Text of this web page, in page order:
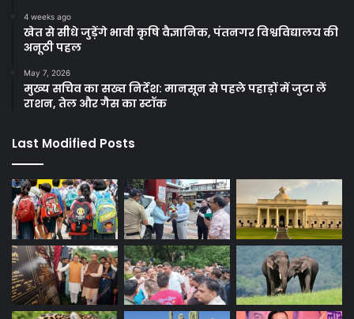
4 weeks ago
खेत से सीधे जुड़ेंगे भावी कृषि वैज्ञानिक, पंतनगर विश्वविद्यालय की
अनूठी पहल
May 7, 2026
मुख्य सचिव का सख्त निर्देश: मानसून से पहले पहाड़ों में जुटा लें
राशन, तेल और गैस का स्टॉक
Last Modified Posts